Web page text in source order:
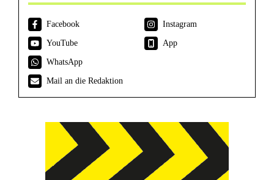
Facebook
Instagram
YouTube
App
WhatsApp
Mail an die Redaktion